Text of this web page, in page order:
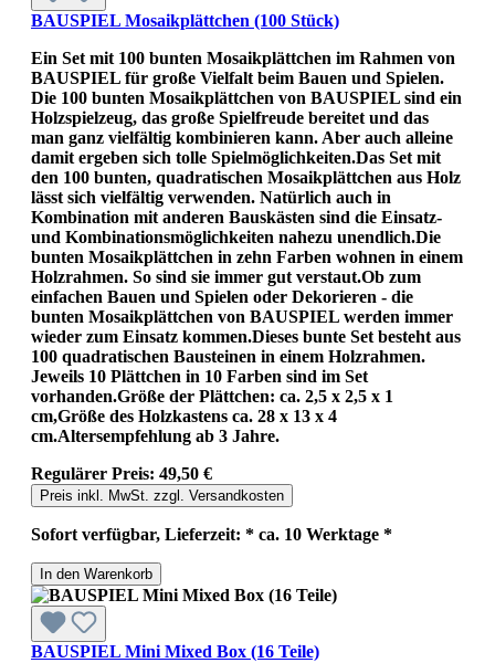
BAUSPIEL Mosaikplättchen (100 Stück)
Ein Set mit 100 bunten Mosaikplättchen im Rahmen von
BAUSPIEL für große Vielfalt beim Bauen und Spielen.
Die 100 bunten Mosaikplättchen von BAUSPIEL sind ein
Holzspielzeug, das große Spielfreude bereitet und das
man ganz vielfältig kombinieren kann. Aber auch alleine
damit ergeben sich tolle Spielmöglichkeiten.Das Set mit
den 100 bunten, quadratischen Mosaikplättchen aus Holz
lässt sich vielfältig verwenden. Natürlich auch in
Kombination mit anderen Bauskästen sind die Einsatz-
und Kombinationsmöglichkeiten nahezu unendlich.Die
bunten Mosaikplättchen in zehn Farben wohnen in einem
Holzrahmen. So sind sie immer gut verstaut.Ob zum
einfachen Bauen und Spielen oder Dekorieren - die
bunten Mosaikplättchen von BAUSPIEL werden immer
wieder zum Einsatz kommen.Dieses bunte Set besteht aus
100 quadratischen Bausteinen in einem Holzrahmen.
Jeweils 10 Plättchen in 10 Farben sind im Set
vorhanden.Größe der Plättchen: ca. 2,5 x 2,5 x 1
cm,Größe des Holzkastens ca. 28 x 13 x 4
cm.Altersempfehlung ab 3 Jahre.
Regulärer Preis: 49,50 €
Preis inkl. MwSt. zzgl. Versandkosten
Sofort verfügbar, Lieferzeit: * ca. 10 Werktage *
In den Warenkorb
BAUSPIEL Mini Mixed Box (16 Teile)